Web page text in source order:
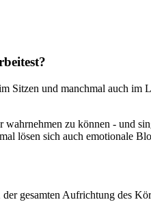
Sitzen und manchmal auch im
zu können - und
lösen sich auch emotionale
gesamten Aufrichtung des